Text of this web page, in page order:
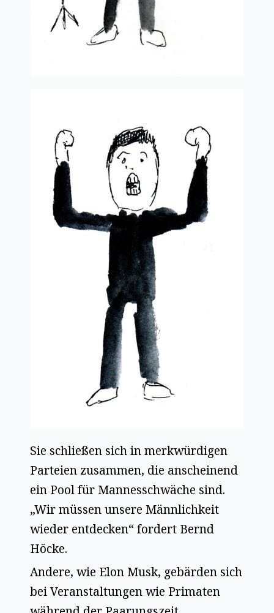
Sie schließen sich in merkwürdigen
Parteien zusammen, die anscheinend
ein Pool für Mannesschwäche sind.
„Wir müssen unsere Männlichkeit
wieder entdecken“ fordert Bernd
Höcke.
Andere, wie Elon Musk, gebärden sich
bei Veranstaltungen wie Primaten